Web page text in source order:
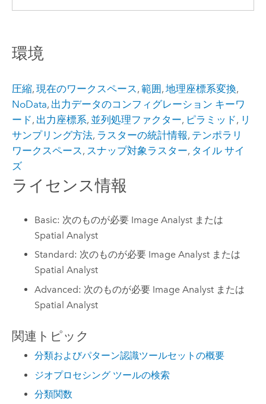
環境
圧縮, 現在のワークスペース , 範囲, 地理座標系変換,
NoData, 出力データのコンフィグレーション キーワ
ード, 出力座標系, 並列処理ファクター, ピラミッド, リ
サンプリング方法, ラスターの統計情報, テンポラリ
ワークスペース , スナップ対象ラスター, タイル サイ
ズ
ライセンス情報
Basic: 次のものが必要 Image Analyst または
Spatial Analyst
Standard: 次のものが必要 Image Analyst または
Spatial Analyst
Advanced: 次のものが必要 Image Analyst または
Spatial Analyst
関連トピック
分類およびパターン認識ツールセットの概要
ジオプロセシング ツールの検索
分類関数